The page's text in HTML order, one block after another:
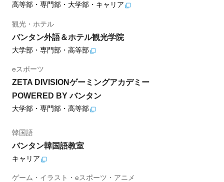
高等部・専門部・大学部・キャリア
観光・ホテル
バンタン外語＆ホテル観光学院
大学部・専門部・高等部
eスポーツ
ZETA DIVISIONゲーミングアカデミー
POWERED BY バンタン
大学部・専門部・高等部
韓国語
バンタン韓国語教室
キャリア
ゲーム・イラスト・eスポーツ・アニメ